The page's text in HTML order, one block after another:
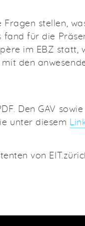
stellen,
fand für die
im EBZ statt,
den
Den GAV
unter diesem
von